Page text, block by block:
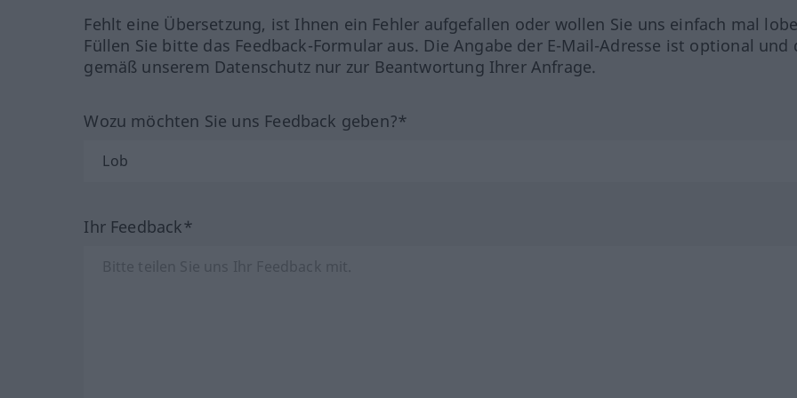
Fehlt eine Übersetzung, ist Ihnen ein Fehler aufgefallen oder wollen Sie uns einfach mal
Füllen Sie bitte das Feedback-Formular aus. Die Angabe der E-Mail-Adresse ist optional und
gemäß unserem Datenschutz nur zur Beantwortung Ihrer Anfrage.
Wozu möchten Sie uns Feedback geben?*
Ihr Feedback*